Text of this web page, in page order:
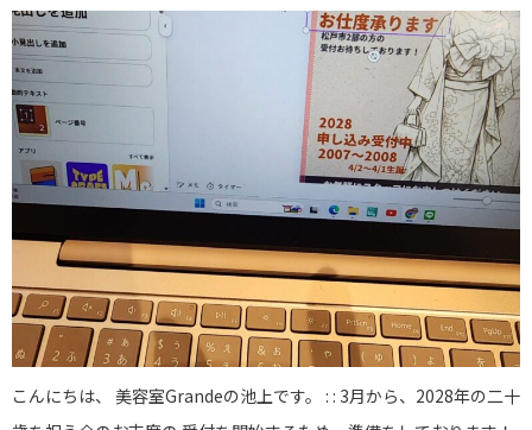
こんにちは、 美容室Grandeの池上です。 : : 3月から、2028年の二十